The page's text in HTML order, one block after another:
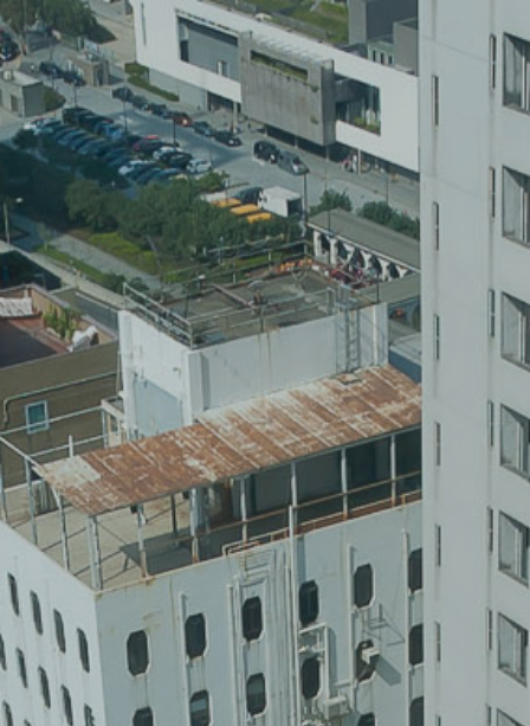
DALEKO BLISKO EUROPA AFRYKA AMERYKA AZJA OCEANIA
FOR FUN
EN